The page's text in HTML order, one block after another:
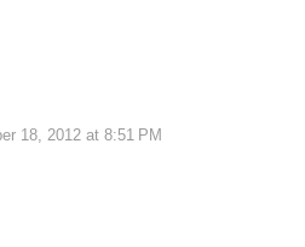
18, 2012 at 8:51 PM